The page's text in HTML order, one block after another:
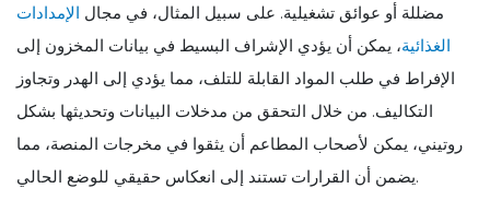
مضللة أو عوائق تشغيلية. على سبيل المثال، في مجال الإمدادات
الغذائية، يمكن أن يؤدي الإشراف البسيط في بيانات المخزون إلى
الإفراط في طلب المواد القابلة للتلف، مما يؤدي إلى الهدر وتجاوز
التكاليف. من خلال التحقق من مدخلات البيانات وتحديثها بشكل
روتيني، يمكن لأصحاب المطاعم أن يثقوا في مخرجات المنصة، مما
يضمن أن القرارات تستند إلى انعكاس حقيقي للوضع الحالي.